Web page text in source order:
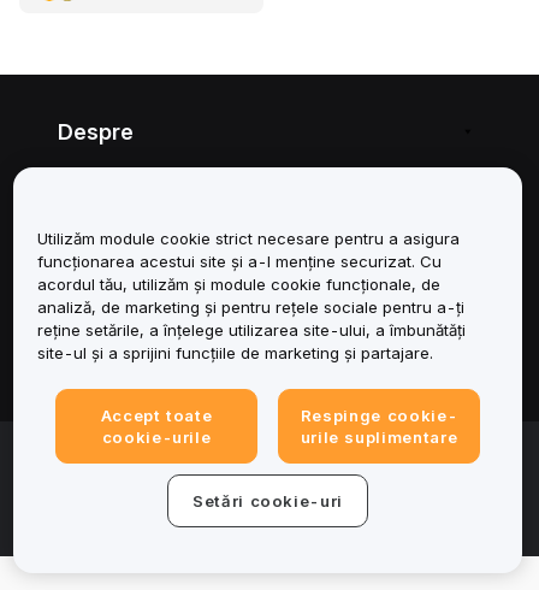
Despre
Asistență
Produse
Juridic
© 2025-2026 Bybit.eu. All rights reserved.
Condițiile de utilizare a serviciului
Termene de
Impressum (Informații legale)
preferințe privind modulele cookie
Utilizăm module cookie strict necesare pentru a asigura
funcționarea acestui site și a-l menține securizat. Cu
acordul tău, utilizăm și module cookie funcționale, de
analiză, de marketing și pentru rețele sociale pentru a-ți
reține setările, a înțelege utilizarea site-ului, a îmbunătăți
site-ul și a sprijini funcțiile de marketing și partajare.
Accept toate
cookie-urile
Respinge cookie-
urile suplimentare
Setări cookie-uri